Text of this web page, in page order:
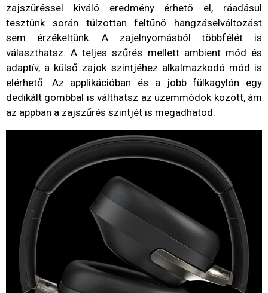
zajszűréssel kiváló eredmény érhető el, ráadásul
tesztünk során túlzottan feltűnő hangzáselváltozást
sem érzékeltünk. A zajelnyomásból többfélét is
választhatsz. A teljes szűrés mellett ambient mód és
adaptív, a külső zajok szintjéhez alkalmazkodó mód is
elérhető. Az applikációban és a jobb fülkagylón egy
dedikált gombbal is válthatsz az üzemmódok között, ám
az appban a zajszűrés szintjét is megadhatod.